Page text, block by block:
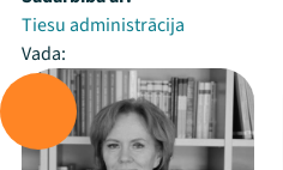
Tiesu administrācija
Vada: